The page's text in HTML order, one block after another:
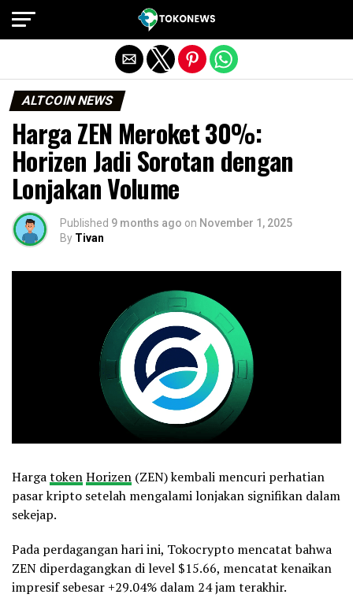
ALTCOIN NEWS
Harga ZEN Meroket 30%:
Horizen Jadi Sorotan dengan
Lonjakan Volume
Published 9 months ago on November 1, 2025
By Tivan
HargatokenHorizen (ZEN) kembali mencuri perhatian
pasar kripto setelah mengalami lonjakan signifikan dalam
sekejap.
Pada perdagangan hari ini, Tokocrypto mencatat bahwa
ZEN diperdagangkan di level $15.66, mencatat kenaikan
impresif sebesar +29.04% dalam 24 jam terakhir.
Exit mobile version